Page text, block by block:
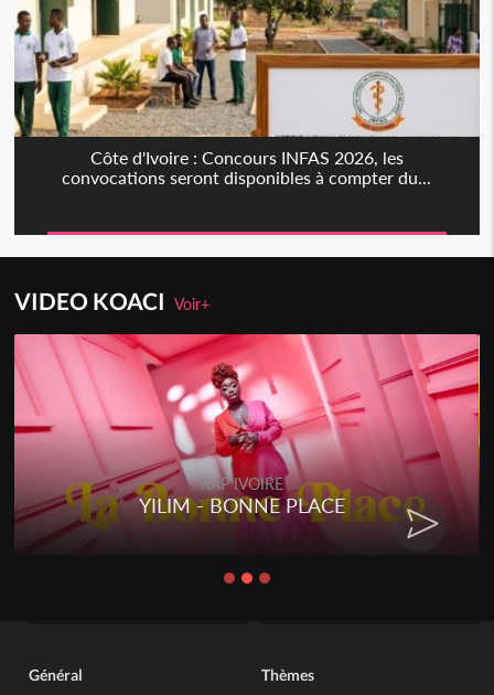
Côte d'Ivoire : Concours INFAS 2026, les
convocations seront disponibles à compter du...
VIDEO KOACIVoir+
RAP IVOIRE
YILIM - BONNE PLACE
Général Thèmes